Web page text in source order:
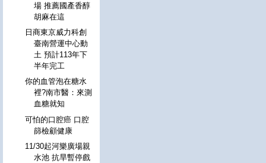
場 推薦國產香醇
胡麻在這
日商東京威力科創
臺南營運中心動
土 預計113年下
半年完工
你的血管泡在糖水
裡?南市醫：來測
血糖就知
可怕的口腔癌 口腔
篩檢顧健康
11/30起河樂廣場親
水池 抗旱暫停戲